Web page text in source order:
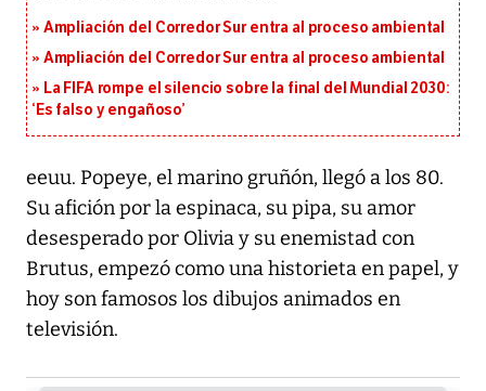
Ampliación del Corredor Sur entra al proceso ambiental
Ampliación del Corredor Sur entra al proceso ambiental
La FIFA rompe el silencio sobre la final del Mundial 2030:
‘Es falso y engañoso’
eeuu. Popeye, el marino gruñón, llegó a los 80.
Su afición por la espinaca, su pipa, su amor
desesperado por Olivia y su enemistad con
Brutus, empezó como una historieta en papel, y
hoy son famosos los dibujos animados en
televisión.